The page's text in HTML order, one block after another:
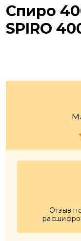
Спиро
SPIRO
Отзыв